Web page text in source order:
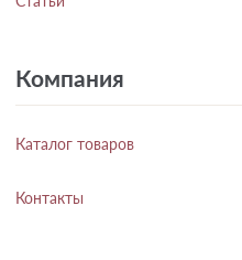
Компания
Каталог товаров
Контакты